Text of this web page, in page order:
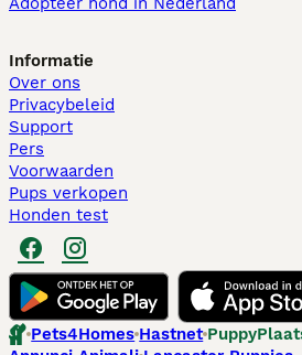
Informatie
Over ons
Privacybeleid
Support
Pers
Voorwaarden
Pups verkopen
Honden test
Pets4Homes Hastnet